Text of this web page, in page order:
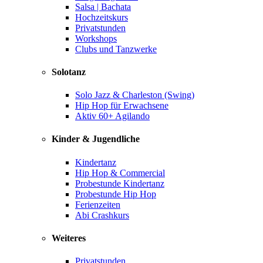
Salsa | Bachata
Hochzeitskurs
Privatstunden
Workshops
Clubs und Tanzwerke
Solotanz
Solo Jazz & Charleston (Swing)
Hip Hop für Erwachsene
Aktiv 60+ Agilando
Kinder & Jugendliche
Kindertanz
Hip Hop & Commercial
Probestunde Kindertanz
Probestunde Hip Hop
Ferienzeiten
Abi Crashkurs
Weiteres